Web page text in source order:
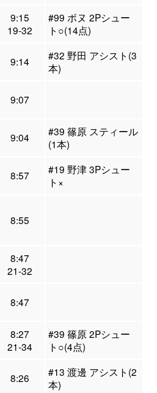
9:15
19-32
#99 ボヌ 2Pシュー
ト○(14点)
9:14
#32 野田 アシスト(3
本)
9:07
9:04
#39 篠原 スティール
(1本)
8:57
#19 野津 3Pシュー
ト×
8:55
8:47
21-32
8:47
8:27
21-34
#39 篠原 2Pシュー
ト○(4点)
8:26
#13 渡邊 アシスト(2
本)